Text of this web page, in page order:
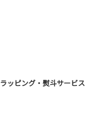
ラッピング・熨斗サービス